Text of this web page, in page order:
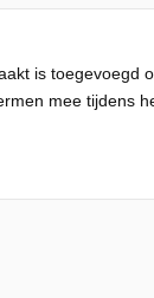
is
mee tijdens